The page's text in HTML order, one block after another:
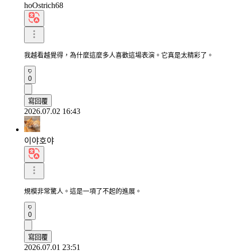
hoOstrich68
我越看越覺得，為什麼這麼多人喜歡這場表演。它真是太精彩了。
0
寫回覆
2026.07.02 16:43
이야호야
規模非常驚人。這是一項了不起的進展。
0
寫回覆
2026.07.01 23:51